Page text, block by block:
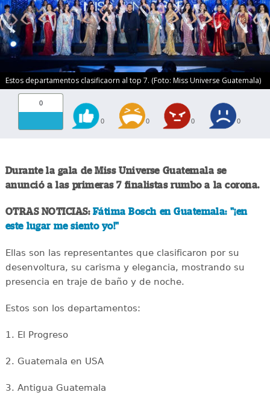
Estos departamentos clasificaorn al top 7. (Foto: Miss Universe Guatemala)
0
0 0 0 0
Durante la gala de Miss Universe Guatemala se
anunció a las primeras 7 finalistas rumbo a la corona.
OTRAS NOTICIAS: Fátima Bosch en Guatemala: "¡en
este lugar me siento yo!"
Ellas son las representantes que clasificaron por su
desenvoltura, su carisma y elegancia, mostrando su
presencia en traje de baño y de noche.
Estos son los departamentos:
1. El Progreso
2. Guatemala en USA
3. Antigua Guatemala